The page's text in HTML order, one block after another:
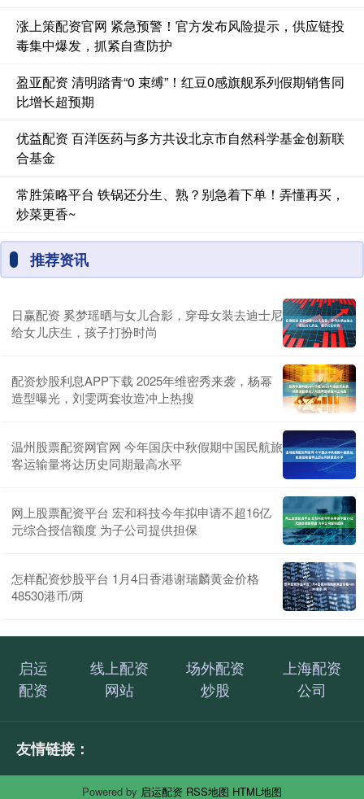
涨上策配资官网 紧急预警！官方发布风险提示，供应链投
毒集中爆发，抓紧自查防护
盈亚配资 清明踏青“0 束缚”！红豆0感旗舰系列假期销售同
比增长超预期
优益配资 百洋医药与多方共设北京市自然科学基金创新联
合基金
常胜策略平台 铁锅还分生、熟？别急着下单！弄懂再买，
炒菜更香~
推荐资讯
日赢配资 奚梦瑶晒与女儿合影，穿母女装去迪士尼
给女儿庆生，孩子打扮时尚
配资炒股利息APP下载 2025年维密秀来袭，杨幂
造型曝光，刘雯两套妆造冲上热搜
温州股票配资网官网 今年国庆中秋假期中国民航旅
客运输量将达历史同期最高水平
网上股票配资平台 宏和科技今年拟申请不超16亿
元综合授信额度 为子公司提供担保
怎样配资炒股平台 1月4日香港谢瑞麟黄金价格
48530港币/两
启运
配资
线上配资
网站
场外配资
炒股
上海配资
公司
友情链接：
Powered by 启运配资 RSS地图 HTML地图